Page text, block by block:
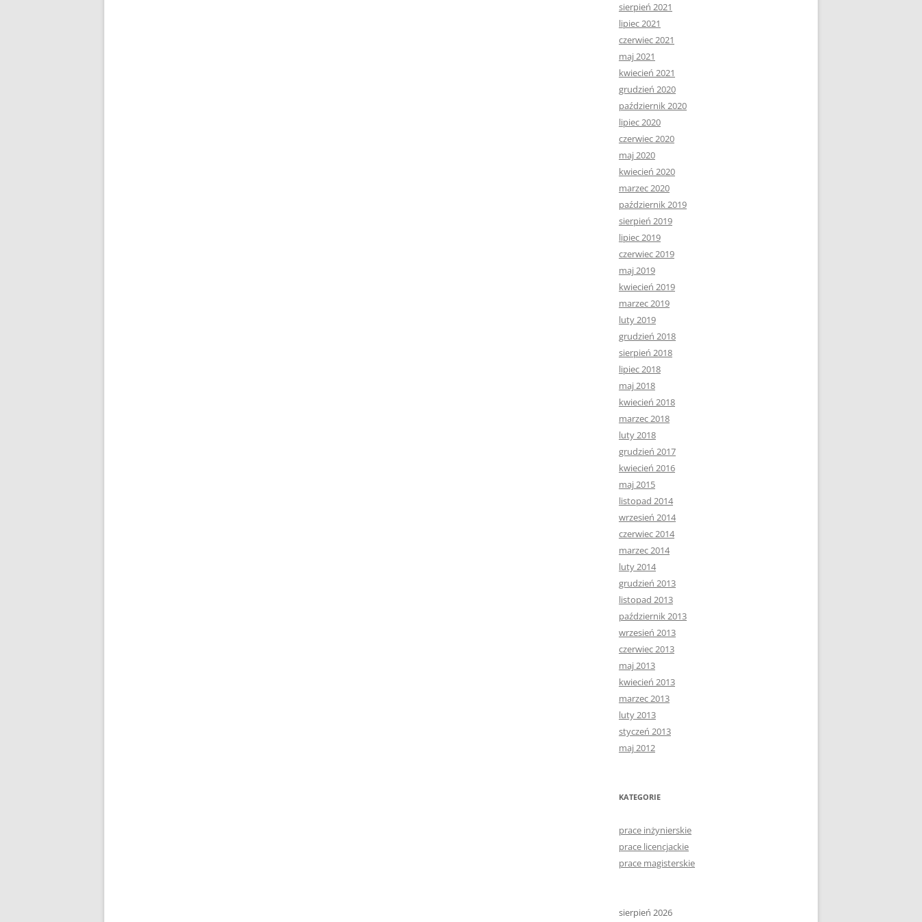
sierpień 2021
lipiec 2021
czerwiec 2021
maj 2021
kwiecień 2021
grudzień 2020
październik 2020
lipiec 2020
czerwiec 2020
maj 2020
kwiecień 2020
marzec 2020
październik 2019
sierpień 2019
lipiec 2019
czerwiec 2019
maj 2019
kwiecień 2019
marzec 2019
luty 2019
grudzień 2018
sierpień 2018
lipiec 2018
maj 2018
kwiecień 2018
marzec 2018
luty 2018
grudzień 2017
kwiecień 2016
maj 2015
listopad 2014
wrzesień 2014
czerwiec 2014
marzec 2014
luty 2014
grudzień 2013
listopad 2013
październik 2013
wrzesień 2013
czerwiec 2013
maj 2013
kwiecień 2013
marzec 2013
luty 2013
styczeń 2013
maj 2012
KATEGORIE
prace inżynierskie
prace licencjackie
prace magisterskie
sierpień 2026